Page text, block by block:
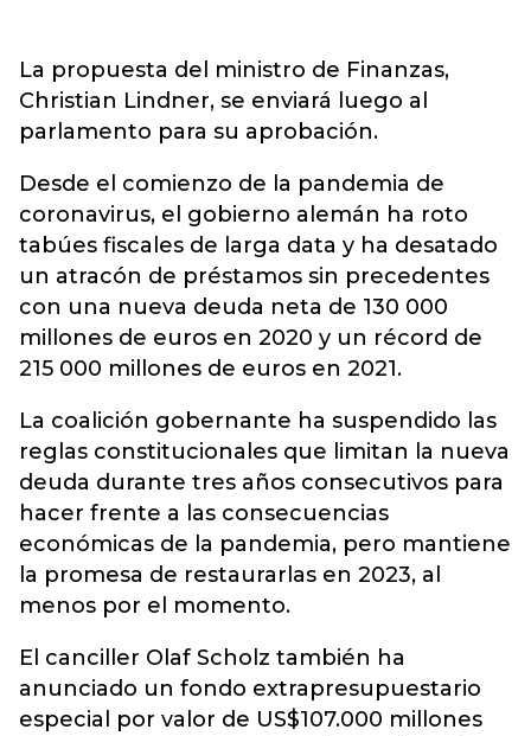
La propuesta del ministro de Finanzas,
Christian Lindner, se enviará luego al
parlamento para su aprobación.
Desde el comienzo de la pandemia de
coronavirus, el gobierno alemán ha roto
tabúes fiscales de larga data y ha desatado
un atracón de préstamos sin precedentes
con una nueva deuda neta de 130 000
millones de euros en 2020 y un récord de
215 000 millones de euros en 2021.
La coalición gobernante ha suspendido las
reglas constitucionales que limitan la nueva
deuda durante tres años consecutivos para
hacer frente a las consecuencias
económicas de la pandemia, pero mantiene
la promesa de restaurarlas en 2023, al
menos por el momento.
El canciller Olaf Scholz también ha
anunciado un fondo extrapresupuestario
especial por valor de US$107.000 millones